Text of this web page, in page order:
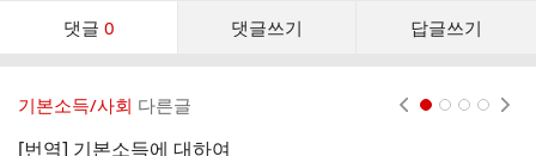
댓글 0 댓글쓰기 답글쓰기
댓
기본소득/사회 다른글
[번역] 기본소득에 대하여